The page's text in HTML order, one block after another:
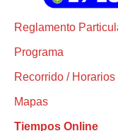
Reglamento
Programa
Recorrido / Horarios
Mapas
Tiempos Online